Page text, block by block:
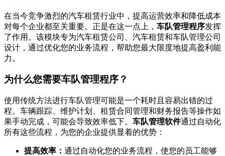
在当今竞争激烈的汽车租赁行业中，提高运营效率和降低成本
对每个企业都至关重要。正是在这一点上， 车队管理程序发挥
了作用。该模块专为汽车租赁公司、汽车租赁和车队管理公司
设计，通过优化您的业务流程，帮助您最大限度地提高盈利能
力。
为什么您需要车队管理程序？
使用传统方法进行车队管理可能是一个耗时且容易出错的过
程。车辆跟踪、维护计划、租赁合同管理和财务报告等操作如
果手动完成，可能会导致效率低下。 车队管理软件通过自动化
所有这些流程，为您的企业提供显着的优势：
提高效率： 通过自动化您的业务流程，使您的员工能够